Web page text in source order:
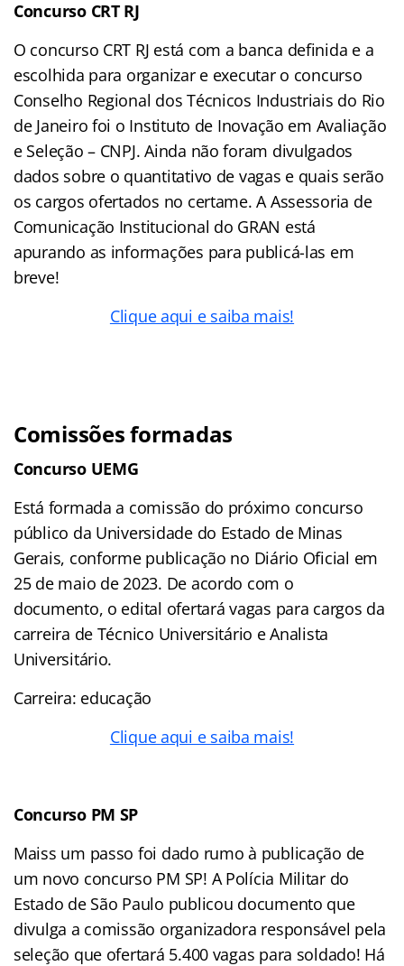
Concurso CRT RJ
O concurso CRT RJ está com a banca definida e a
escolhida para organizar e executar o concurso
Conselho Regional dos Técnicos Industriais do Rio
de Janeiro foi o Instituto de Inovação em Avaliação
e Seleção – CNPJ. Ainda não foram divulgados
dados sobre o quantitativo de vagas e quais serão
os cargos ofertados no certame. A Assessoria de
Comunicação Institucional do GRAN está
apurando as informações para publicá-las em
breve!
Clique aqui e saiba mais!
Comissões formadas
Concurso UEMG
Está formada a comissão do próximo concurso
público da Universidade do Estado de Minas
Gerais, conforme publicação no Diário Oficial em
25 de maio de 2023. De acordo com o
documento, o edital ofertará vagas para cargos da
carreira de Técnico Universitário e Analista
Universitário.
Carreira: educação
Clique aqui e saiba mais!
Concurso PM SP
Maiss um passo foi dado rumo à publicação de
um novo concurso PM SP! A Polícia Militar do
Estado de São Paulo publicou documento que
divulga a comissão organizadora responsável pela
seleção que ofertará 5.400 vagas para soldado! Há